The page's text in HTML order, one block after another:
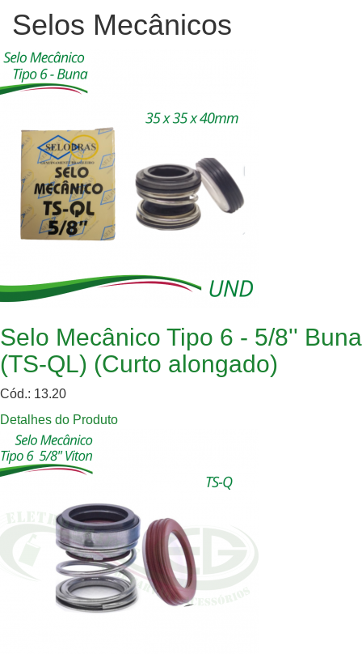
Selos Mecânicos
Selo Mecânico Tipo 6 - 5/8'' Buna
(TS-QL) (Curto alongado)
Cód.: 13.20
Detalhes do Produto